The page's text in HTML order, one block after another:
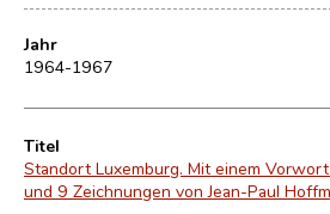
Jahr
1964-1967
Titel
Standort Luxemburg. Mit einem
und 9 Zeichnungen von Jean-Paul